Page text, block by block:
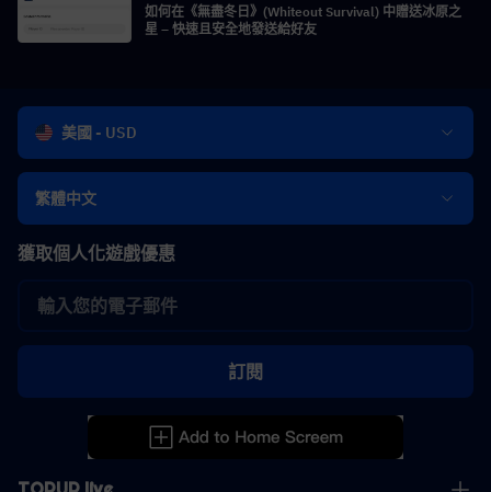
如何在《無盡冬日》(Whiteout Survival) 中贈送冰原之
星 – 快速且安全地發送給好友
美國 - USD
繁體中文
獲取個人化遊戲優惠
訂閱